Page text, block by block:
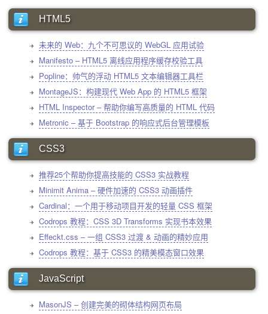
HTML5
未来的 Web：九个不可思议的 WebGL 应用试验
Manifesto – HTML5 离线应用程序缓存校验工具
Popline：帅气的浮动 HTML5 文本编辑器工具栏
MontageJS：构建现代 Web App 的 HTML5 框架
HTML Inspector – 帮助你编写高质量的 HTML 代码
Metronic – 基于 Bootstrap 的响应式后台管理模板
CSS3
推荐25个帮助你提高技能的 CSS3 实战教程
Minimit Anima – 硬件加速的 CSS3 动画插件
Cardinal：一个用于移动项目开发的轻量 CSS 框架
Codrops 教程：CSS 3D Transforms 实现书本效果
Effeckt.css – 一组 CSS3 过渡 & 动画的精妙应用
Codrops 教程：基于 CSS3 的精美模态窗口效果
JavaScript
MasonJS – 创建完美的砌体结构网页布局